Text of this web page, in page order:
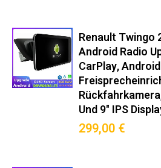
Renault Twingo
Android Radio
CarPlay,
Und 9" IPS
299,00 €